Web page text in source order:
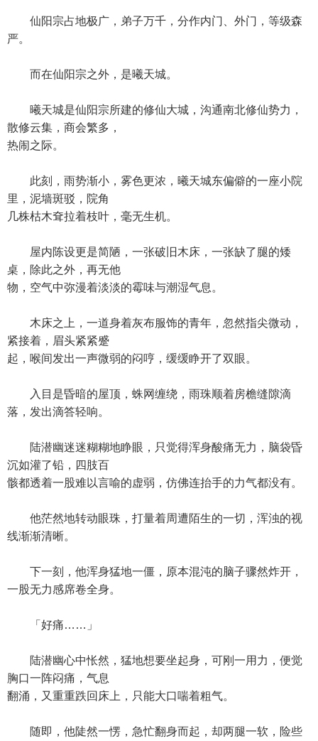
仙阳宗占地极广，弟子万千，分作内门、外门，等级森
严。
而在仙阳宗之外，是曦天城。
曦天城是仙阳宗所建的修仙大城，沟通南北修仙势力，
散修云集，商会繁多，
热闹之际。
此刻，雨势渐小，雾色更浓，曦天城东偏僻的一座小院
里，泥墙斑驳，院角
几株枯木耷拉着枝叶，毫无生机。
屋内陈设更是简陋，一张破旧木床，一张缺了腿的矮
桌，除此之外，再无他
物，空气中弥漫着淡淡的霉味与潮湿气息。
木床之上，一道身着灰布服饰的青年，忽然指尖微动，
紧接着，眉头紧紧蹙
起，喉间发出一声微弱的闷哼，缓缓睁开了双眼。
入目是昏暗的屋顶，蛛网缠绕，雨珠顺着房檐缝隙滴
落，发出滴答轻响。
陆潜幽迷迷糊糊地睁眼，只觉得浑身酸痛无力，脑袋昏
沉如灌了铅，四肢百
骸都透着一股难以言喻的虚弱，仿佛连抬手的力气都没有。
他茫然地转动眼珠，打量着周遭陌生的一切，浑浊的视
线渐渐清晰。
下一刻，他浑身猛地一僵，原本混沌的脑子骤然炸开，
一股无力感席卷全身。
「好痛……」
陆潜幽心中怅然，猛地想要坐起身，可刚一用力，便觉
胸口一阵闷痛，气息
翻涌，又重重跌回床上，只能大口喘着粗气。
随即，他陡然一愣，急忙翻身而起，却两腿一软，险些